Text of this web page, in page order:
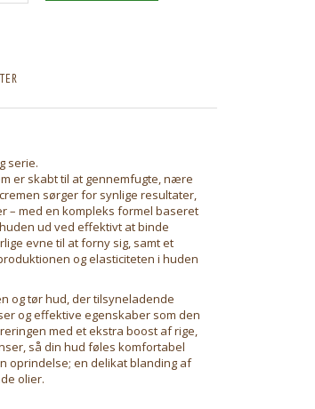
serie.
er skabt til at gennemfugte, nære
sørger for synlige resultater,
– med en kompleks formel baseret
ud ved effektivt at binde
evne til at forny sig, samt et
og elasticiteten i huden
og tør hud, der tilsyneladende
og effektive egenskaber som den
med et ekstra boost af rige,
så din hud føles komfortabel
oprindelse; en delikat blanding af
olier.